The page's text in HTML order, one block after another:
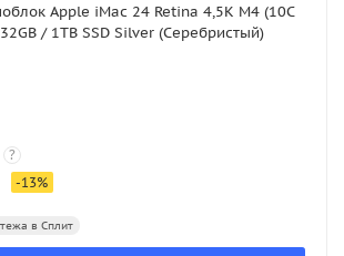
iMac 24 Retina 4,5K M4 (10C
32GB / 1TB SSD Silver (Серебристый)
?
-13%
в Сплит